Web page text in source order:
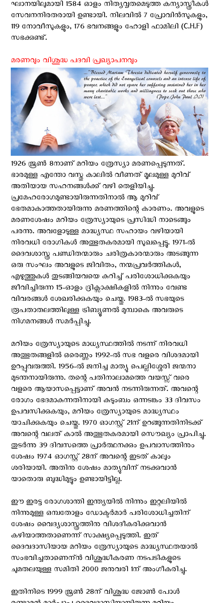
ഘാനയിലുമായി 1584 ഓളം നിത്യവൃതമെടുത്ത കന്യാസ്ത്രീകള്‍
സേവനനിരതരായി ഉണ്ടായി. നിലവില്‍ 7 പ്രോവിന്‍സുകളും,
119 നോവീസുകളും, 176 ഭവനങ്ങളും ഹോളി ഫാമിലി (C.H.F)
സഭക്കുണ്ട്.
മരണവും വിശുദ്ധ പദവി പ്രഖ്യാപനവും
1926 ജൂണ്‍ 8നാണ് മറിയം ത്രേസ്യാ മരണപ്പെടുന്നത്.
ഭാരമുള്ള എന്തോ വസ്തു കാലില്‍ വീണത് മൂലമുള്ള മുറിവ്
അതിയായ സഹനങ്ങള്‍ക്ക് വഴി തെളിയിച്ചു.
പ്രമേഹരോഗമുണ്ടായിരുന്നതിനാല്‍ ആ മുറിവ്
ഭേതമാകാത്തതായിരുന്നു മരണത്തിന്റെ കാരണം. അവളുടെ
മരണശേഷം മറിയം ത്രേസ്യായുടെ പ്രസിദ്ധി നാടെങ്ങും
പരന്നു. അവളോടുള്ള മാദ്ധ്യസ്ഥ സഹായം വഴിയായി
നിരവധി രോഗികള്‍ അത്ഭുതകരമായി സുഖപ്പെട്ടു. 1971-ല്‍
ദൈവശാസ്ത്ര പണ്ഡിതന്മാരും ചരിത്രകാരന്മാരും അടങ്ങുന്ന
ഒരു സംഘം അവളുടെ ജിവിതം, നന്മപ്രവര്‍ത്തികള്‍,
എഴുത്തുകള്‍ തുടങ്ങിയവയെ കുറിച്ച് പരിശോധിക്കുകയും
ജീവിച്ചിരുന്ന 15-ഓളം ദ്രിക്സാക്ഷികളില്‍ നിന്നും വേണ്ട
വിവരങ്ങള്‍ ശേഖരിക്കുകയും ചെയ്തു. 1983-ല്‍ സഭയുടെ
രൂപതാതലത്തിലുള്ള ട്രിബ്യൂണല്‍ മുമ്പാകെ അവരുടെ
നിഗമനങ്ങള്‍ സമര്‍പ്പിച്ചു.
മറിയം ത്രേസ്യായുടെ മാധ്യസ്ഥത്തില്‍ നടന്ന് നിരവധി
അത്ഭുതങ്ങളില്‍ ഒരെണ്ണം 1992-ല്‍ സഭ വളരെ വിശദമായി
ഉറപ്പുവരുത്തി. 1956-ല്‍ ജനിച്ച മാത്യു പെല്ലിശ്ശേരി ജന്മനാ
മുടന്തനായിരുന്നു. തന്റെ പതിനാലാമത്തെ വയസ്സ് വരെ
വളരെ ആയാസപ്പെട്ടാണ് അവന്‍ നടന്നിരുന്നത്. അവന്റെ
രോഗം ഭേദമാകുന്നതിനായി കുടുംബം ഒന്നടങ്കം 33 ദിവസം
ഉപവസിക്കുകയും, മറിയം ത്രേസ്യായുടെ മാദ്ധ്യസ്ഥം
യാചിക്കുകയും ചെയ്തു. 1970 ഓഗസ്റ്റ്‌ 21ന് ഉറങ്ങുന്നതിനിടക്ക്
അവന്റെ വലത് കാല്‍ അത്ഭുതകരമായി സൌഖ്യം പ്രാപിച്ചു.
തുടര്‍ന്നു 39 ദിവസത്തെ പ്രാര്‍ത്ഥനക്കും ഉപവാസത്തിനും
ശേഷം 1974 ഓഗസ്റ്റ്‌ 28ന് അവന്റെ ഇടത് കാലും
ശരിയായി. അതിനു ശേഷം മാത്യുവിന് നടക്കുവാന്‍
യാതൊരു ബുദ്ധിമുട്ടും ഉണ്ടായിട്ടില്ല.
ഈ ഇരട്ട രോഗശാന്തി ഇന്ത്യയില്‍ നിന്നും ഇറ്റലിയില്‍
നിന്നുമുള്ള ഒമ്പതോളം ഡോക്ടര്‍മാര്‍ പരിശോധിച്ചതിന്
ശേഷം വൈദ്യശാസ്ത്രത്തിനു വിശദീകരിക്കുവാന്‍
കഴിയാത്തതാണെന്ന് സാക്ഷ്യപ്പെടുത്തി. ഇത്
ദൈവദാസിയായ മറിയം ത്രേസ്യായുടെ മാദ്ധ്യസ്ഥതയാല്‍
സംഭവിച്ചതാണെന്ന്‍ വിശുദ്ധീകരണ നടപടികളുടെ
ചുമതലയുള്ള സമിതി 2000 ജനുവരി 1ന് അംഗീകരിച്ചു.
ഇതിനിടെ 1999 ജൂണ്‍ 28ന് വിശുദ്ധ ജോണ്‍ പോള്‍